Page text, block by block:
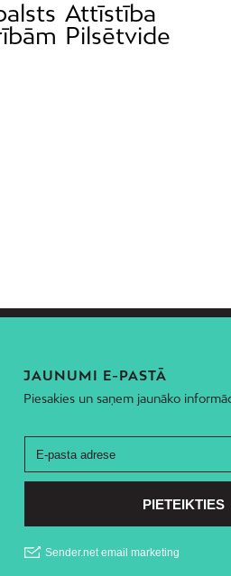
Attīstība
Pilsētvide
JAUNUMI E-PASTĀ
Piesakies un saņem jaunāko